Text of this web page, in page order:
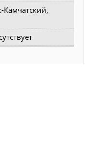
Камчатский,